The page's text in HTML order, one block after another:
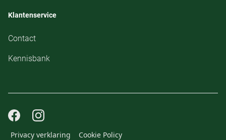
Klantenservice
Contact
Kennisbank
Privacy verklaring Cookie Policy